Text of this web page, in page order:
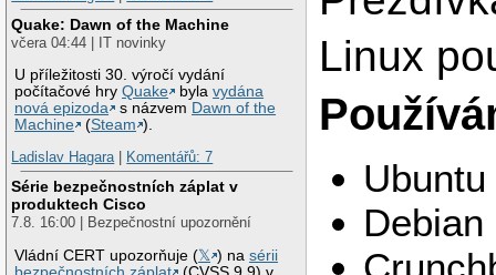
Quake: Dawn of the Machine
včera 04:44 | IT novinky
U příležitosti 30. výročí vydání
počítačové hryQuake bylavydána
nová epizoda
s názvem Dawn of the
Machine
(Steam ).
Ladislav Hagara| Komentářů: 7
Série bezpečnostních záplat v
produktech Cisco
7.8. 16:00 | Bezpečnostní upozornění
Vládní CERT upozorňuje (𝕏 ) nasérii
Linux
Ubuntu
Debian